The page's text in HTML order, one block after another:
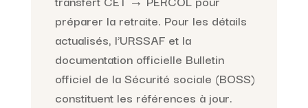
préparer la retraite. Pour les détails
actualisés, l’URSSAF et la
documentation officielle Bulletin
officiel de la Sécurité sociale (BOSS)
constituent les références à jour.